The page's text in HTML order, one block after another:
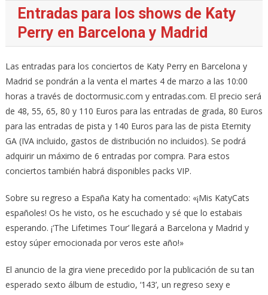
Entradas para los shows de Katy
Perry en Barcelona y Madrid
Las entradas para los conciertos de Katy Perry en Barcelona y
Madrid se pondrán a la venta el martes 4 de marzo a las 10:00
horas a través de doctormusic.com y entradas.com. El precio será
de 48, 55, 65, 80 y 110 Euros para las entradas de grada, 80 Euros
para las entradas de pista y 140 Euros para las de pista Eternity
GA (IVA incluido, gastos de distribución no incluidos). Se podrá
adquirir un máximo de 6 entradas por compra. Para estos
conciertos también habrá disponibles packs VIP.
Sobre su regreso a España Katy ha comentado: «¡Mis KatyCats
españoles! Os he visto, os he escuchado y sé que lo estabais
esperando. ¡‘The Lifetimes Tour’ llegará a Barcelona y Madrid y
estoy súper emocionada por veros este año!»
El anuncio de la gira viene precedido por la publicación de su tan
esperado sexto álbum de estudio, ‘143’, un regreso sexy e